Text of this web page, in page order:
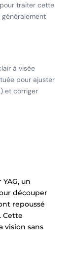
traiter cette
à visée
pour ajuster
et corriger
un
découper
repoussé
Cette
vision sans